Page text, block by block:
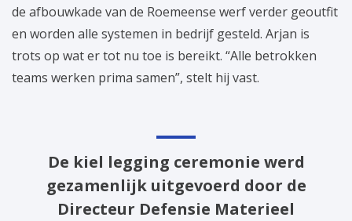
de afbouwkade van de Roemeense werf verder geoutfit
en worden alle systemen in bedrijf gesteld. Arjan is
trots op wat er tot nu toe is bereikt. “Alle betrokken
teams werken prima samen”, stelt hij vast.
De kiel legging ceremonie werd
gezamenlijk uitgevoerd door de
Directeur Defensie Materieel